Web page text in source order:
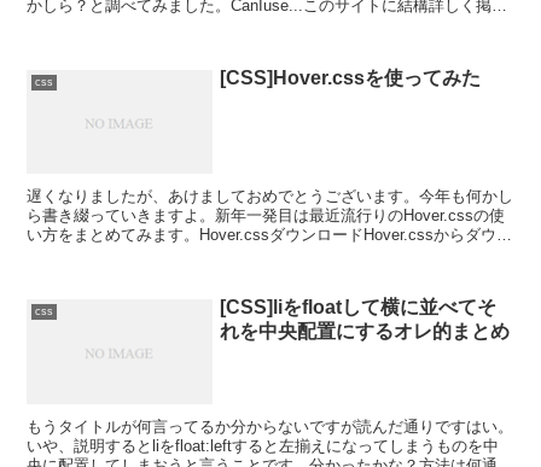
かしら？と調べてみました。CanIuse...このサイトに結構詳しく掲載
css [CSS]Hover.cssを使ってみた
遅くなりましたが、あけましておめでとうございます。今年も何かし
ら書き綴っていきますよ。新年一発目は最近流行りのHover.cssの使
い方をまとめてみます。Hover.cssダウンロードHover.cssからダウン
css
[CSS]liをfloatして横に並べてそ
れを中央配置にするオレ的まとめ
もうタイトルが何言ってるか分からないですが読んだ通りですはい。
いや、説明するとliをfloat:leftすると左揃えになってしまうものを中